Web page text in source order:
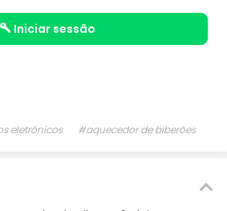
iniciar sessão
eletrónicos #aquecedor de biberões